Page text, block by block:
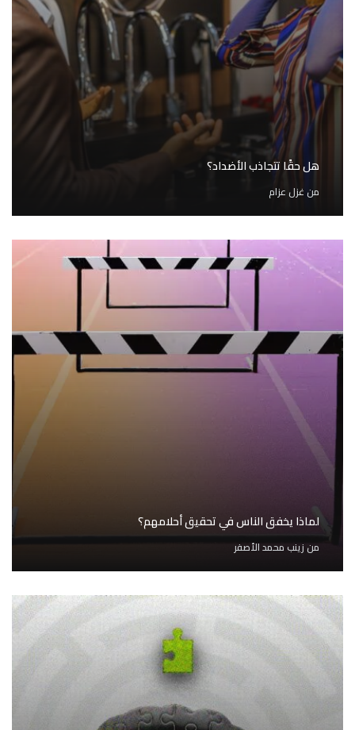
هل حقًا تتجاذب الأضداد؟
من غزل عزام
لماذا يخفق الناس في تحقيق أحلامهم؟
منزينب محمد الأصفر